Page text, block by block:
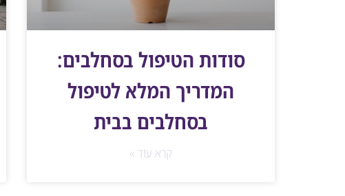
סודות הטיפול בסחלבים:
המדריך המלא לטיפול
בסחלבים בבית
קרא עוד »